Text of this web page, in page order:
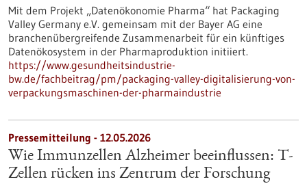
Mit dem Projekt „Datenökonomie Pharma“ hat Packaging
Valley Germany e.V. gemeinsam mit der Bayer AG eine
branchenübergreifende Zusammenarbeit für ein künftiges
Datenökosystem in der Pharmaproduktion initiiert.
https://www.gesundheitsindustrie-
bw.de/fachbeitrag/pm/packaging-valley-digitalisierung-von-
verpackungsmaschinen-der-pharmaindustrie
Pressemitteilung - 12.05.2026
Wie Immunzellen Alzheimer beeinflussen: T-
Zellen rücken ins Zentrum der Forschung